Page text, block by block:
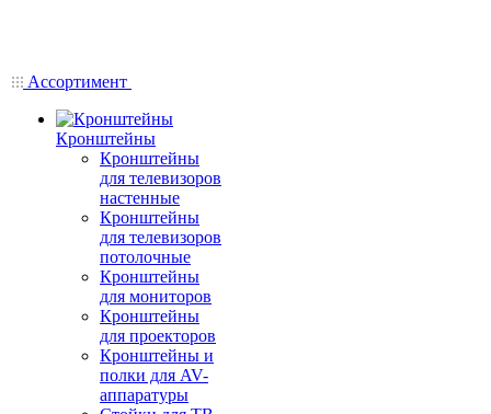
Ассортимент
Кронштейны
Кронштейны
для телевизоров
настенные
Кронштейны
для телевизоров
потолочные
Кронштейны
для мониторов
Кронштейны
для проекторов
Кронштейны и
полки для AV-
аппаратуры